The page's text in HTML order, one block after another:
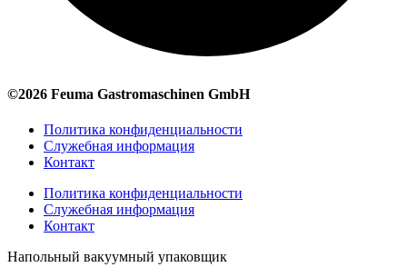
©2026 Feuma Gastromaschinen GmbH
Политика конфиденциальности
Служебная информация
Контакт
Политика конфиденциальности
Служебная информация
Контакт
Напольный вакуумный упаковщик